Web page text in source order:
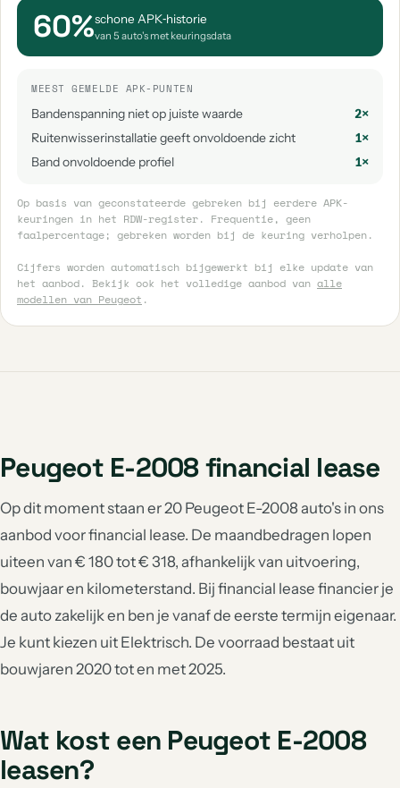
60%schone APK‑historie
van 5 auto's met keuringsdata
MEEST GEMELDE APK-PUNTEN
Bandenspanning niet op juiste waarde
2×
Ruitenwisserinstallatie geeft onvoldoende zicht
1×
Band onvoldoende profiel
1×
Op basis van geconstateerde gebreken bij eerdere APK-
keuringen in het RDW-register. Frequentie, geen
faalpercentage; gebreken worden bij de keuring verholpen.
Cijfers worden automatisch bijgewerkt bij elke update van
het aanbod. Bekijk ook het volledige aanbod van alle
modellen van Peugeot .
Peugeot E-2008 financial lease
Op dit moment staan er 20 Peugeot E-2008 auto's in ons
aanbod voor financial lease. De maandbedragen lopen
uiteen van € 180 tot € 318, afhankelijk van uitvoering,
bouwjaar en kilometerstand. Bij financial lease financier je
de auto zakelijk en ben je vanaf de eerste termijn eigenaar.
Je kunt kiezen uit Elektrisch. De voorraad bestaat uit
bouwjaren 2020 tot en met 2025.
Wat kost een Peugeot E-2008
leasen?